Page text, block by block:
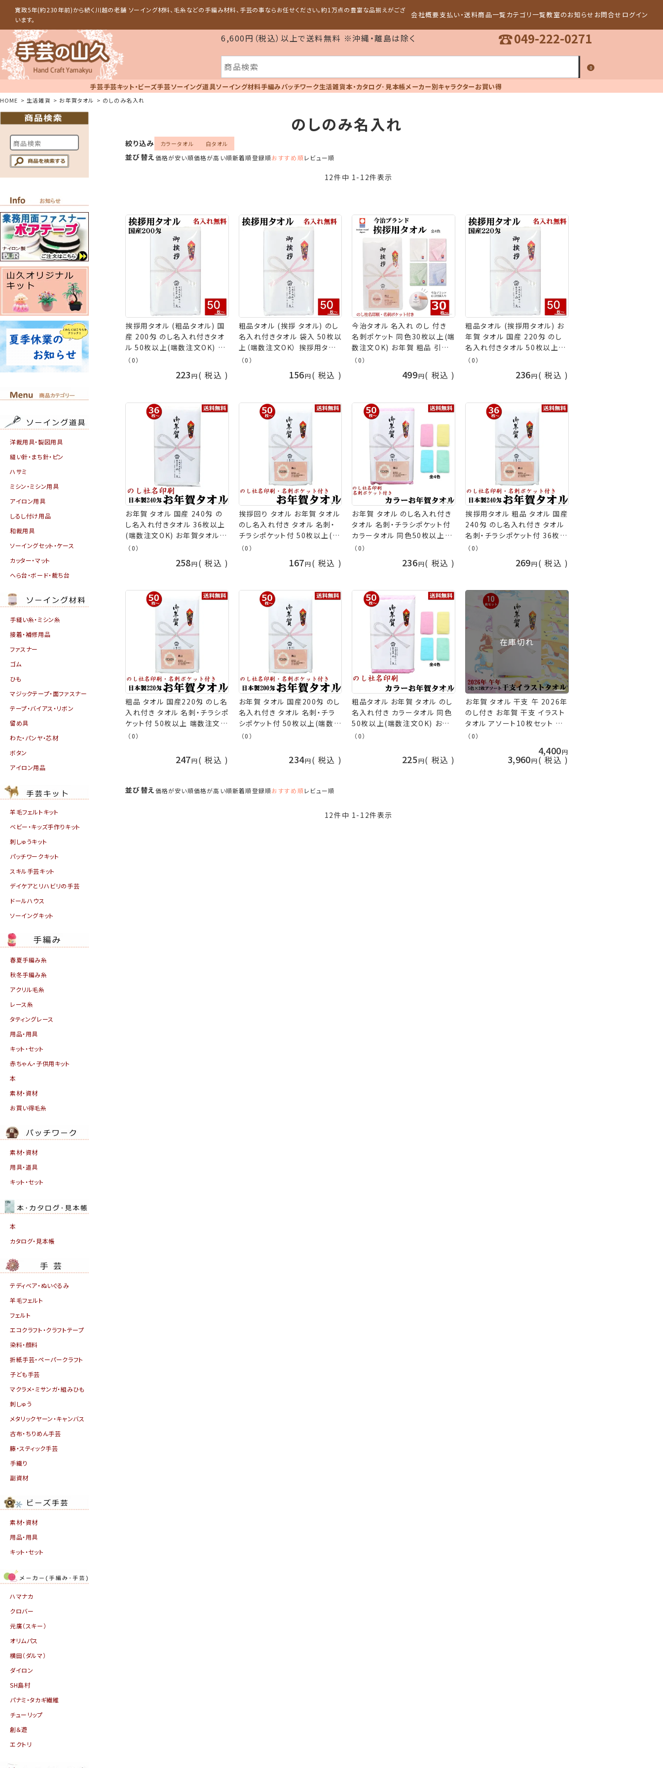
寛政5年(約230年前)から続く川越の老舗 ソーイング材料、毛糸などの手編み材料、手芸の事ならお任せください。約1万点の豊富な品揃えがござ
います。
会社概要支払い・送料商品一覧 カテゴリ一覧教室のお知らせ お問合せ ログイン
6,600円（税込）以上で送料無料 ※沖縄・離島は除く ☎049-222-0271
0
手芸手芸キット・ビーズ手芸ソーイング道具ソーイング材料手編みパッチワーク生活雑貨本・カタログ･見本帳メーカー別キャラクターお買い得
HOME 生活雑貨 お年賀タオル のしのみ名入れ
洋裁用具・製図用具
縫い針・まち針・ピン
ハサミ
ミシン・ミシン用具
アイロン用具
しるし付け用品
和裁用具
ソーイングセット・ケース
カッター・マット
へら台・ボード・裁ち台
手縫い糸・ミシン糸
接着・補修用品
ファスナー
ゴム
ひも
マジックテープ・面ファスナー
テープ・バイアス・リボン
留め具
わた・パンヤ・芯材
ボタン
アイロン用品
羊毛フェルトキット
ベビー・キッズ手作りキット
刺しゅうキット
パッチワークキット
スキル手芸キット
デイケアとリハビリの手芸
ドールハウス
ソーイングキット
春夏手編み糸
秋冬手編み糸
アクリル毛糸
レース糸
タティングレース
用品・用具
キット・セット
赤ちゃん・子供用キット
本
素材・資材
お買い得毛糸
素材・資材
用具・道具
キット・セット
本
カタログ・見本帳
テディベア・ぬいぐるみ
羊毛フェルト
フェルト
エコクラフト・クラフトテープ
染料・顔料
折紙手芸・ペーパークラフト
子ども手芸
マクラメ・ミサンガ・組みひも
刺しゅう
メタリックヤーン・キャンバス
古布・ちりめん手芸
籐・スティック手芸
手織り
副資材
素材・資材
用品・用具
キット・セット
ハマナカ
クロバー
元廣（スキー）
オリムパス
横田（ダルマ）
ダイロン
SH島村
パナミ・タカギ繊維
チューリップ
創＆遊
エクトリ
のしのみ名入れ
絞り込み カラータオル 白タオル
並び替え価格が安い順価格が高い順新着順登録順おすすめ順レビュー順
12件中 1 - 12件表示
挨拶用タオル (粗品タオル) 国
産 200匁 のし名入れ付きタオ
ル 50枚以上(端数注文OK) 挨
拶 挨拶回り タオル 名入れ お
年賀タオル 引っ越し 粗品 販促
熨斗付き 年始 タオル お年賀
山久
（0）
223 税込
粗品タオル (挨拶 タオル) のし
名入れ付きタオル 袋入 50枚以
上（端数注文OK） 挨拶用タオ
ル 挨拶回り タオル お年賀タオ
ル 粗品 タオル ご挨拶タオル
引越し 挨拶 タオル 名入れ ご
nrm 手芸の山久
（0）
156 税込
今治タオル 名入れ のし 付き
名刺ポケット 同色30枚以上(端
数注文OK) お年賀 粗品 引越
し ご挨拶 贈答品 名刺 無地 タ
オル ギフト 挨拶回り 日本製
今治 フェイスタオル カラータオ
促 会社 御礼 社名印刷 粗品タ
オル 挨拶 引っ越し 手芸の山久
（0）
499 税込
粗品タオル (挨拶用タオル) お
年賀 タオル 国産 220匁 のし
名入れ付きタオル 50枚以上
(端数注文OK) 袋入 挨拶 タオ
ル 挨拶回り 引っ越し ご挨拶タ
オル お年賀タオル 粗品 販促
ル 手芸の山久
（0）
236 税込
お年賀 タオル 国産 240匁 の
し名入れ付きタオル 36枚以上
(端数注文OK) お年賀タオル
年始 粗品タオル ご挨拶タオル
挨拶回り 販促 御礼 熨斗付き
タオル ご挨拶 粗品 お祭り タオ
（0）
258 税込
挨拶回り タオル お年賀 タオル
のし名入れ付き タオル 名刺・
チラシポケット付 50枚以上(端
数注文OK) お年賀タオル 粗品
タオル ご挨拶タオル 挨拶 タオ
ル 販促 熨斗付きタオル 粗品
久
（0）
167 税込
お年賀 タオル のし名入れ付き
タオル 名刺・チラシポケット付
カラータオル 同色50枚以上
(端数注文OK)お年賀タオル 粗
品 お祭り 販促 御礼 熨斗付き
タオル 粗品タオル nrm [返品
（0）
236 税込
挨拶用タオル 粗品 タオル 国産
240匁 のし名入れ付き タオル
名刺・チラシポケット付 36枚以
上(端数注文OK) 挨拶 タオル
挨拶回り 引っ越し お年賀タオ
ル 粗品 お祭り 販促 御礼 ご挨
オル ［返品不可］ 手芸の山久
（0）
269 税込
粗品 タオル 国産220匁 のし名
入れ付き タオル 名刺・チラシポ
ケット付 50枚以上 端数注文
OK ご挨拶用 お祭り 御礼 タオ
（0）
247 税込
お年賀 タオル 国産200匁 のし
名入れ付き タオル 名刺・チラ
シポケット付 50枚以上(端数注
文OK)お年賀タオル 粗品 お祭
[返品不可] 手芸の山久
（0）
234 税込
粗品タオル お年賀 タオル のし
名入れ付き カラータオル 同色
50枚以上(端数注文OK) お年
賀タオル ご挨拶タオル 挨拶 タ
促 御礼 熨斗付き タオル カラ
ー ピンク ブルー イエロー グリ
（0）
225 税込
在庫切れ
お年賀 タオル 干支 午 2026年
のし付き お年賀 干支 イラスト
タオル アソート10枚セット う
ま 馬 ［返品不可］ 手芸の山久
（0）
4,400
3,960 税込
並び替え価格が安い順価格が高い順新着順登録順おすすめ順レビュー順
12件中 1 - 12件表示